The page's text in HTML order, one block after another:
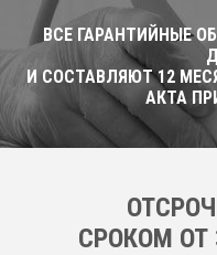
ВСЕ ГАРАНТИЙНЫЕ
И СОСТАВЛЯЮТ 12
АКТА
CРОКОМ